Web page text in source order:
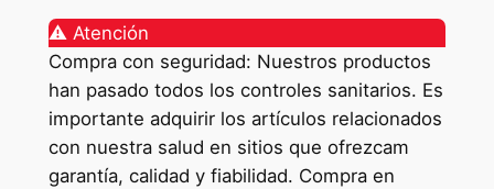
⚠️ Atención
Compra con seguridad: Nuestros productos
han pasado todos los controles sanitarios. Es
importante adquirir los artículos relacionados
con nuestra salud en sitios que ofrezcam
garantía, calidad y fiabilidad. Compra en